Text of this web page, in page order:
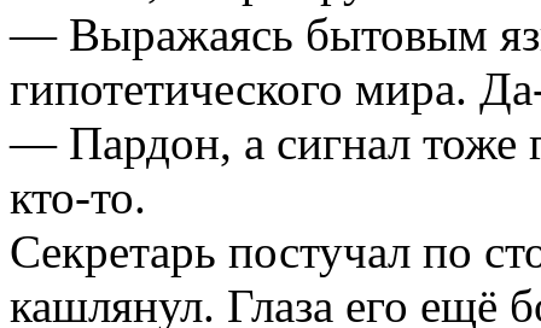
— Выражаясь бытовым
гипотетического мира.
— Пардон, а сигнал тоже
кто-то.
Секретарь постучал по
кашлянул. Глаза его ещё